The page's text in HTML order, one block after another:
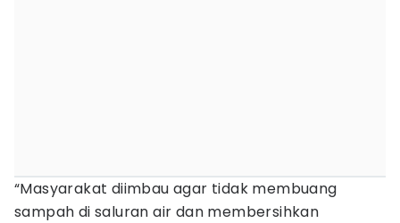
“Masyarakat diimbau agar tidak membuang
sampah di saluran air dan membersihkan